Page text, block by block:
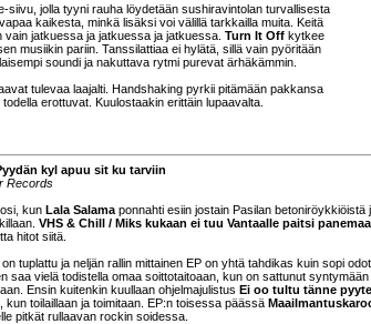
siivu, jolla tyyni rauha löydetään sushiravintolan turvallisesta
kaikesta, minkä lisäksi voi välillä tarkkailla muita. Keitä
jatkuessa ja jatkuessa ja jatkuessa. Turn It Off kytkee
musiikin pariin. Tanssilattiaa ei hylätä, sillä vain pyöritään
soundi ja nakuttava rytmi purevat ärhäkämmin.
tulevaa laajalti. Handshaking pyrkii pitämään pakkansa
erottuvat. Kuulostaakin erittäin lupaavalta.
kyl apuu sit ku tarviin
Records
kun Lala Salama ponnahti esiin jostain Pasilan
VHS & Chill / Miks kukaan ei tuu Vantaalle paitsi
hitot siitä.
tuplattu ja neljän rallin mittainen EP on yhtä tahdikas kuin sopi
saa vielä todistella omaa soittotaitoaan, kun on sattunut
Ensin kuitenkin kuullaan ohjelmajulistus Ei oo tultu tänne
kun toilaillaan ja toimitaan. EP:n toisessa päässä
pitkät rullaavan rockin soidessa.